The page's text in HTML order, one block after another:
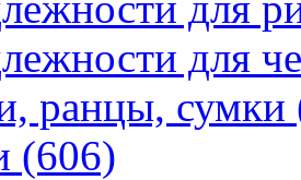
для
ранцы, сумки
(606)